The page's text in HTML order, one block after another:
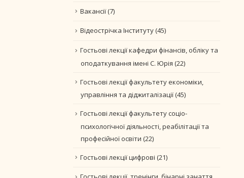
Вакансії(7)
Відеострічка Інституту(45)
Гостьові лекції кафедри фінансів, обліку та
оподаткування імені С. Юрія (22)
Гостьові лекції факультету економіки,
управління та діджиталізації(45)
Гостьові лекції факультету соціо-
психологічної діяльності, реабілітації та
професійної освіти (22)
Гостьові лекції цифрові (21)